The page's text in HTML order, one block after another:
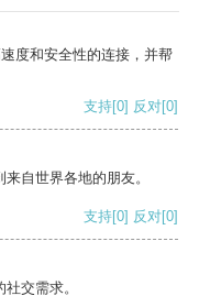
度和安全性的连接，并帮
支持[0] 反对[0]
自世界各地的朋友。
支持[0] 反对[0]
交需求。